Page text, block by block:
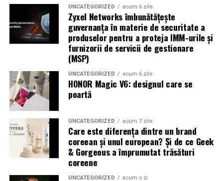
Mai multe detalii, imagini de la filmări, fragmente din
film, declarații din partea actorilor și informații despre
concursuri sunt disponibile pe paginile social media ale
Facebook,Instagram,TikTok .
Adrian Pădurețu semnează imaginea filmului. De sunet
s-a ocupat Bogdan Ivanovici, de scenografie Anca
Miron, iar de costume Francisca Vass.
„În Pielea Mea”este un film produs de: CB MOTION
PICTURES.
Producător asociat: MAGNETIC MEDIA PRODUCTIONS
Producător: Claudiu Boboc
UNCATEGORIZED acum 6 zile
Zyxel Networks îmbunătățește
guvernanța în materie de securitate a
produselor pentru a proteja IMM-urile și
furnizorii de servicii de gestionare
(MSP)
UNCATEGORIZED acum 6 zile
HONOR Magic V6: designul care se
poartă
UNCATEGORIZED acum 7 zile
Care este diferența dintre un brand
coreean și unul european? Și de ce Geek
& Gorgeous a împrumutat trăsături
coreene
UNCATEGORIZED acum o zi